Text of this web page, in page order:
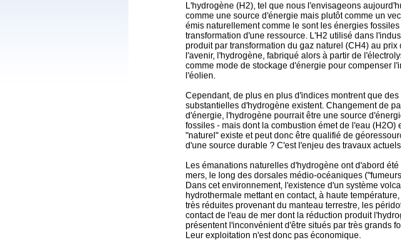
L'hydrogène (H2), tel que nous l'envisageons
comme une source d'énergie mais plutôt comme un
émis naturellement comme le sont les énergies
transformation d'une ressource. L'H2 utilisé dans
produit par transformation du gaz naturel (CH4) au
l'avenir, l'hydrogène, fabriqué alors à partir de
comme mode de stockage d'énergie pour compenser
l'éolien.
Cependant, de plus en plus d'indices montrent que
substantielles d'hydrogène existent. Changement de
d'énergie, l'hydrogène pourrait être une source
fossiles - mais dont la combustion émet de l'eau (H2O)
"naturel" existe et peut donc être qualifié de
d'une source durable ? C'est l'enjeu des travaux
Les émanations naturelles d'hydrogène ont d'abord
mers, le long des dorsales médio-océaniques
Dans cet environnement, l'existence d'un système
hydrothermale mettant en contact, à haute
très réduites provenant du manteau terrestre, les
contact de l'eau de mer dont la réduction produit
présentent l'inconvénient d'être situés par très grands
Leur exploitation n'est donc pas économique.